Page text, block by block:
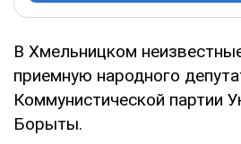
В Хмельницком
приемную народного
Коммунистической партии
Борыты.